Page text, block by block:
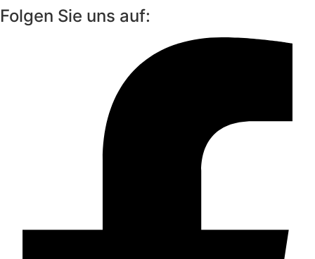
Folgen Sie uns auf: